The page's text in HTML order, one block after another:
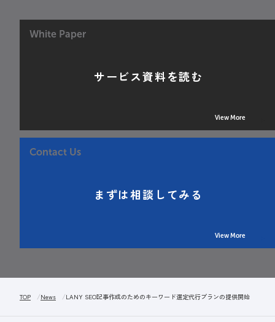
White Paper
サービス資料を読む
View More
Contact Us
まずは相談してみる
View More
TOP News LANY SEO記事作成のためのキーワード選定代行プランの提供開始